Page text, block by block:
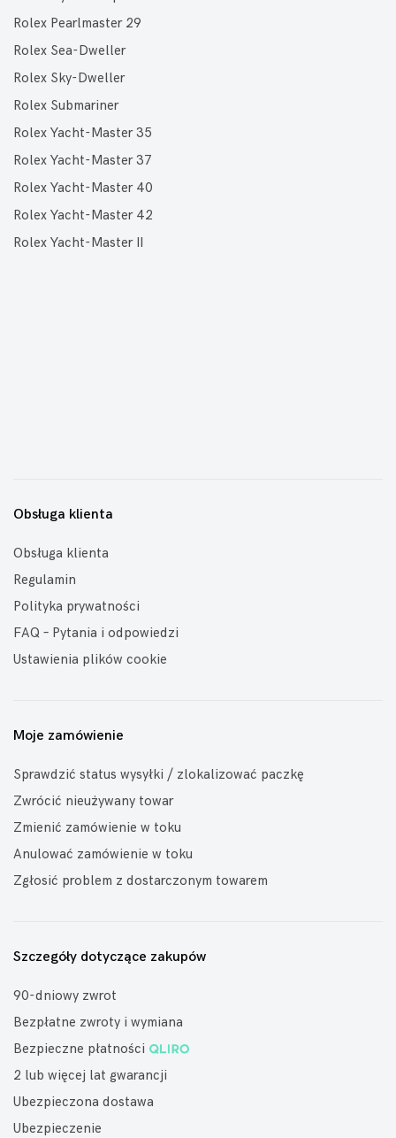
Rolex Pearlmaster 29
Rolex Sea-Dweller
Rolex Sky-Dweller
Rolex Submariner
Rolex Yacht-Master 35
Rolex Yacht-Master 37
Rolex Yacht-Master 40
Rolex Yacht-Master 42
Rolex Yacht-Master II
Obsługa klienta
Obsługa klienta
Regulamin
Polityka prywatności
FAQ – Pytania i odpowiedzi
Ustawienia plików cookie
Moje zamówienie
Sprawdzić status wysyłki / zlokalizować paczkę
Zwrócić nieużywany towar
Zmienić zamówienie w toku
Anulować zamówienie w toku
Zgłosić problem z dostarczonym towarem
Szczegóły dotyczące zakupów
90-dniowy zwrot
Bezpłatne zwroty i wymiana
Bezpieczne płatności
2 lub więcej lat gwarancji
Ubezpieczona dostawa
Ubezpieczenie